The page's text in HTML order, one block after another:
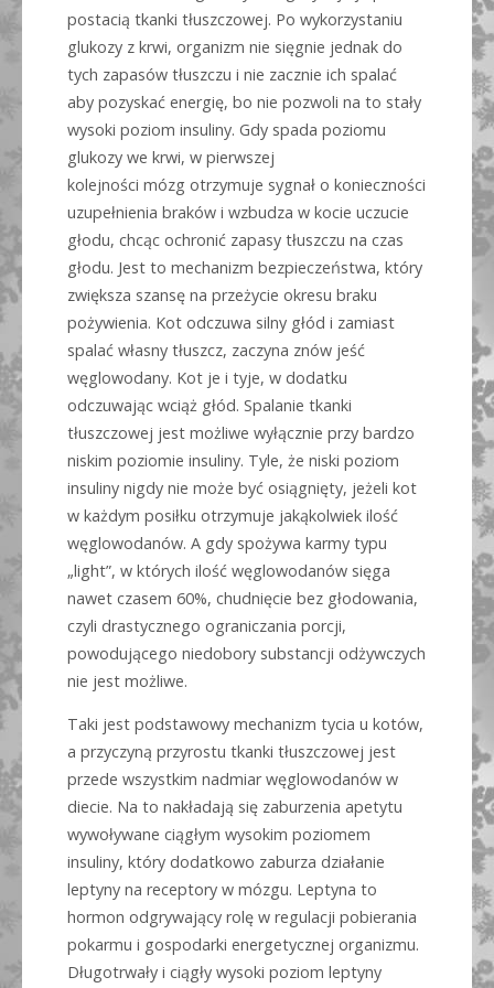
postacią tkanki tłuszczowej. Po wykorzystaniu
glukozy z krwi, organizm nie sięgnie jednak do
tych zapasów tłuszczu i nie zacznie ich spalać
aby pozyskać energię, bo nie pozwoli na to stały
wysoki poziom insuliny. Gdy spada poziomu
glukozy we krwi, w pierwszej
kolejności mózg otrzymuje sygnał o konieczności
uzupełnienia braków i wzbudza w kocie uczucie
głodu, chcąc ochronić zapasy tłuszczu na czas
głodu. Jest to mechanizm bezpieczeństwa, który
zwiększa szansę na przeżycie okresu braku
pożywienia. Kot odczuwa silny głód i zamiast
spalać własny tłuszcz, zaczyna znów jeść
węglowodany. Kot je i tyje, w dodatku
odczuwając wciąż głód. Spalanie tkanki
tłuszczowej jest możliwe wyłącznie przy bardzo
niskim poziomie insuliny. Tyle, że niski poziom
insuliny nigdy nie może być osiągnięty, jeżeli kot
w każdym posiłku otrzymuje jakąkolwiek ilość
węglowodanów. A gdy spożywa karmy typu
„light”, w których ilość węglowodanów sięga
nawet czasem 60%, chudnięcie bez głodowania,
czyli drastycznego ograniczania porcji,
powodującego niedobory substancji odżywczych
nie jest możliwe.
Taki jest podstawowy mechanizm tycia u kotów,
a przyczyną przyrostu tkanki tłuszczowej jest
przede wszystkim nadmiar węglowodanów w
diecie. Na to nakładają się zaburzenia apetytu
wywoływane ciągłym wysokim poziomem
insuliny, który dodatkowo zaburza działanie
leptyny na receptory w mózgu. Leptyna to
hormon odgrywający rolę w regulacji pobierania
pokarmu i gospodarki energetycznej organizmu.
Długotrwały i ciągły wysoki poziom leptyny